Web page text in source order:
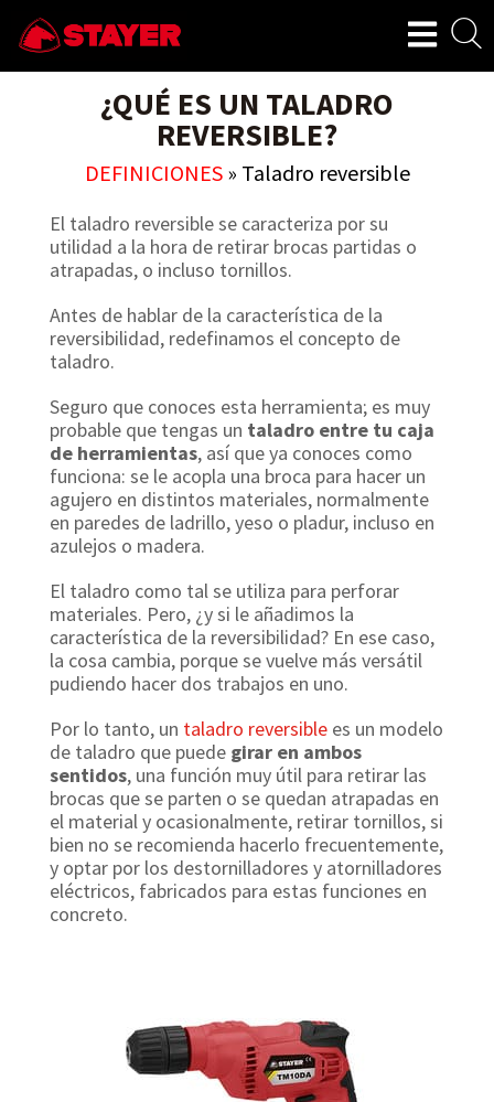
¿QUÉ ES UN TALADRO
REVERSIBLE?
DEFINICIONES» Taladro reversible
El taladro reversible se caracteriza por su
utilidad a la hora de retirar brocas partidas o
atrapadas, o incluso tornillos.
Antes de hablar de la característica de la
reversibilidad, redefinamos el concepto de
taladro.
Seguro que conoces esta herramienta; es muy
probable que tengas un taladro entre tu caja
de herramientas, así que ya conoces como
funciona: se le acopla una broca para hacer un
agujero en distintos materiales, normalmente
en paredes de ladrillo, yeso o pladur, incluso en
azulejos o madera.
El taladro como tal se utiliza para perforar
materiales. Pero, ¿y si le añadimos la
característica de la reversibilidad? En ese caso,
la cosa cambia, porque se vuelve más versátil
pudiendo hacer dos trabajos en uno.
Por lo tanto, un taladro reversible es un modelo
de taladro que puede girar en ambos
sentidos, una función muy útil para retirar las
brocas que se parten o se quedan atrapadas en
el material y ocasionalmente, retirar tornillos, si
bien no se recomienda hacerlo frecuentemente,
y optar por los destornilladores y atornilladores
eléctricos, fabricados para estas funciones en
concreto.